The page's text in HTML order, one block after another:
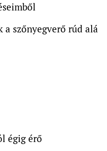
szőnyegverő rúd alá
égig érő